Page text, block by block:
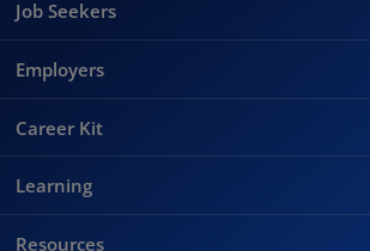
Job Seekers
Employers
Career Kit
Learning
Resources